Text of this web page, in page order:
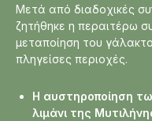
Μετά από διαδοχικές
ζητήθηκε η περαιτέρω
μεταποίηση του
πληγείσες περιοχές.
Η αυστηροποίηση
λιμάνι της